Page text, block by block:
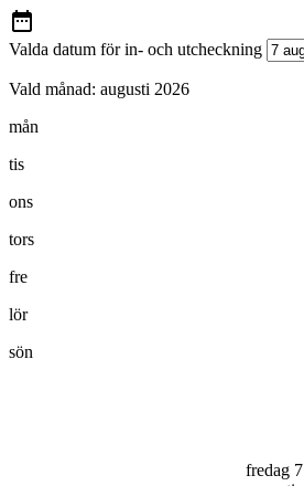
Valda datum för in- och utcheckning
Vald månad: augusti 2026
mån
tis
ons
tors
fre
lör
sön
fredag 7